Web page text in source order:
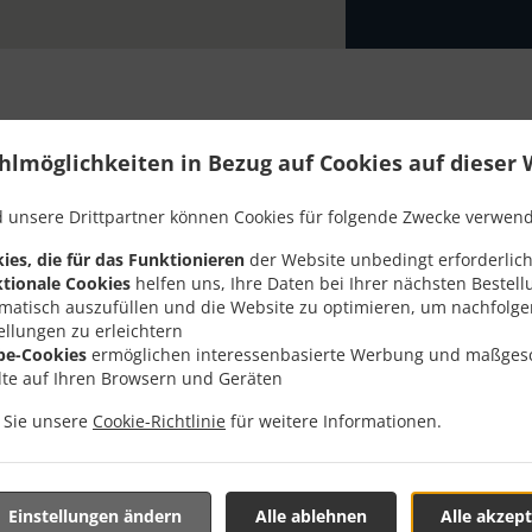
in Bezug auf Cookies auf dieser
unsere Drittpartner können Cookies für folgende Zwecke
die für das Funktionieren der Website unbedingt
Cookies helfen uns, Ihre Daten bei Ihrer nächsten
auszufüllen und die Website zu optimieren, um
zu erleichtern
Cookies ermöglichen interessenbasierte Werbung und
auf Ihren Browsern und Geräten
unsere Cookie-Richtlinie für weitere Informationen.
Alle
Alle ablehnen
Einstellungen ändern
Lieferung In
Nähe von Schwerte Geisecke und freuen uns auf Ihre
Online-Menü anzusehen und bestellen Sie wenn
Ihre Bestellung mit einer individuellen Zeitabschätzung